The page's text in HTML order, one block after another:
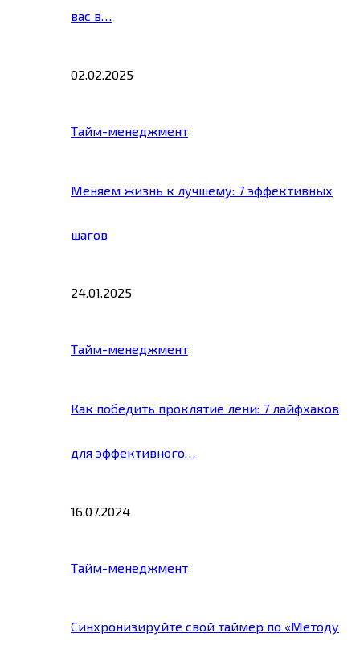
вас в…
02.02.2025
Тайм-менеджмент
Меняем жизнь к лучшему: 7 эффективных
шагов
24.01.2025
Тайм-менеджмент
Как победить проклятие лени: 7 лайфхаков
для эффективного…
16.07.2024
Тайм-менеджмент
Синхронизируйте свой таймер по «Методу